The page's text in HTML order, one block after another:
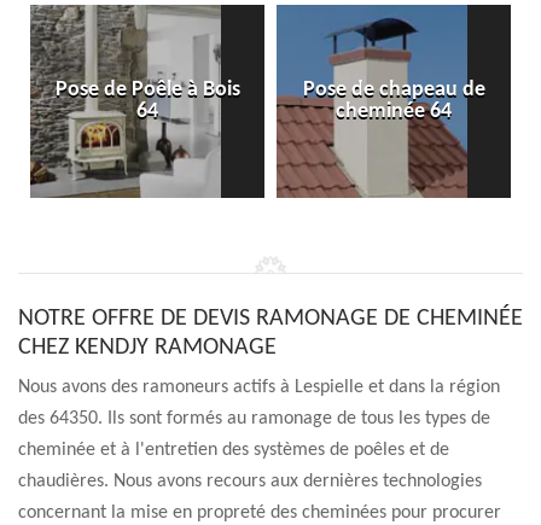
Pose de Poêle à Bois
64
Pose de chapeau de
cheminée 64
NOTRE OFFRE DE DEVIS RAMONAGE DE CHEMINÉE
CHEZ KENDJY RAMONAGE
Nous avons des ramoneurs actifs à Lespielle et dans la région
des 64350. Ils sont formés au ramonage de tous les types de
cheminée et à l'entretien des systèmes de poêles et de
chaudières. Nous avons recours aux dernières technologies
concernant la mise en propreté des cheminées pour procurer